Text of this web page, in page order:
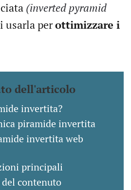
(inverted pyramid
usarla perottimizzare i
dell'articolo
invertita?
piramide invertita
invertita web
principali
contenuto